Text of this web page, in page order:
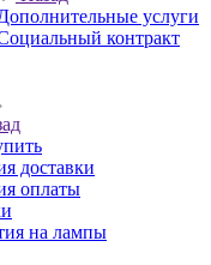
услуги
контракт
доставки
оплаты
на лампы